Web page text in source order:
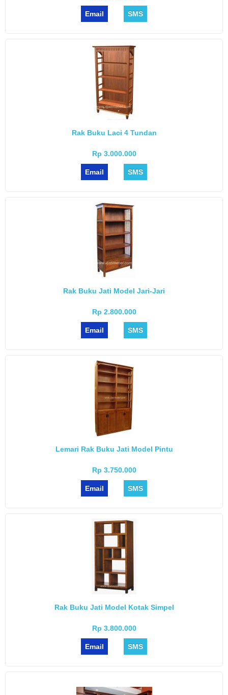
Email SMS
Rak Buku Laci 4 Tundan
Rp 3.000.000
Email SMS
Rak Buku Jati Model Jari-Jari
Rp 2.800.000
Email SMS
Lemari Rak Buku Jati Model Pintu
Rp 3.750.000
Email SMS
Rak Buku Jati Model Kotak Simpel
Rp 3.800.000
Email SMS